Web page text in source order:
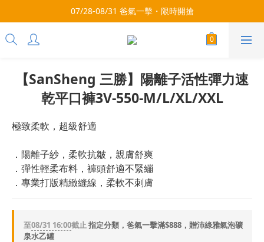
每月9號會員日，消費點數3倍送！把握機會，趕緊下單！
07/28-08/31 爸氣一擊・限時開搶
每月9號會員日，消費點數3倍送！把握機會，趕緊下單！
【SanSheng 三勝】陽離子活性彈力速
乾平口褲3V-550-M/L/XL/XXL
極致柔軟，超級舒適
．陽離子紗，柔軟抗皺，親膚舒爽
．彈性輕柔布料，褲頭舒適不緊繃
．專業打版精緻縫線，柔軟不刺膚
至08/31 16:00截止指定分類，爸氣一擊滿$888，贈沛綠雅氣泡礦
泉水乙罐